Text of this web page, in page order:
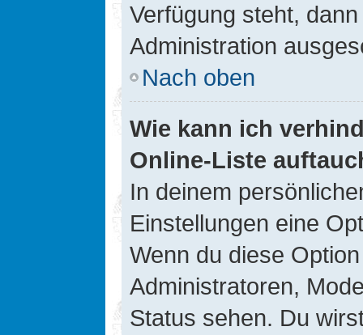
Verfügung steht,
Administration
Nach oben
Wie kann ich
Online-Liste
In deinem
Einstellungen eine
Wenn du diese
Administratoren,
Status sehen. Du